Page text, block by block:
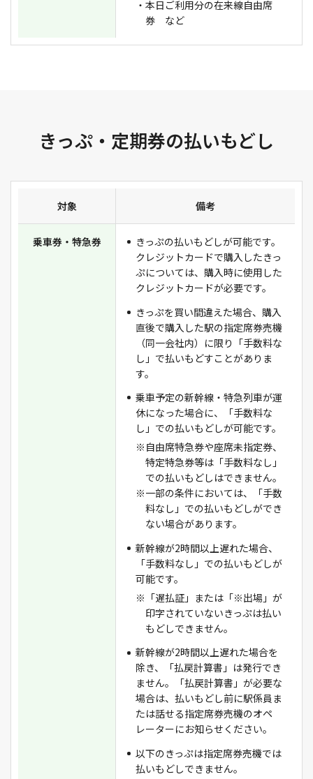
・本日ご利用分の在来線自由席
券 など
きっぷ・定期券の払いもどし
対象 備考
乗車券・特急券
きっぷの払いもどしが可能です。
クレジットカードで購入したきっ
ぷについては、購入時に使用した
クレジットカードが必要です。
きっぷを買い間違えた場合、購入
直後で購入した駅の指定席券売機
（同一会社内）に限り「手数料な
し」で払いもどすことがありま
す。
乗車予定の新幹線・特急列車が運
休になった場合に、「手数料な
し」での払いもどしが可能です。
※自由席特急券や座席未指定券、
特定特急券等は「手数料なし」
での払いもどしはできません。
※一部の条件においては、「手数
料なし」での払いもどしができ
ない場合があります。
新幹線が2時間以上遅れた場合、
「手数料なし」での払いもどしが
可能です。
※「遅払証」または「※出場」が
印字されていないきっぷは払い
もどしできません。
新幹線が2時間以上遅れた場合を
除き、「払戻計算書」は発行でき
ません。「払戻計算書」が必要な
場合は、払いもどし前に駅係員ま
たは話せる指定席券売機のオペ
レーターにお知らせください。
以下のきっぷは指定席券売機では
払いもどしできません。